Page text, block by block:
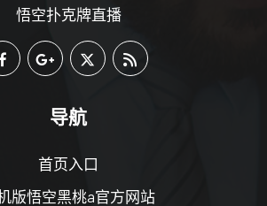
悟空扑克牌直播
导航
首页入口
版悟空黑桃a官方网站